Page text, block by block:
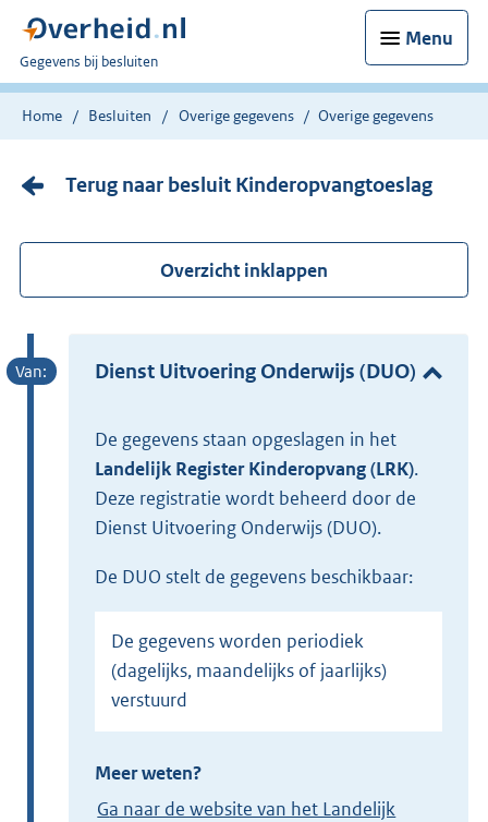
Menu
U
bent
nu
Gegevens bij besluiten
Home Besluiten Overige gegevens Overige gegevens
Terug naar besluit Kinderopvangtoeslag
Overzicht inklappen
Dienst Uitvoering Onderwijs (DUO)
De gegevens staan opgeslagen in het
Landelijk Register Kinderopvang (LRK).
Deze registratie wordt beheerd door de
Dienst Uitvoering Onderwijs (DUO).
de DUO stelt de gegevens beschikbaar:
De gegevens worden periodiek
(dagelijks, maandelijks of jaarlijks)
verstuurd
Meer weten?
Ga naar de website van het Landelijk